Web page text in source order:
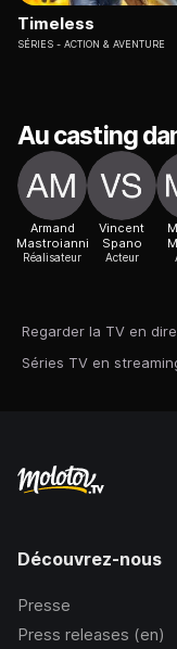
Regarder la TV en
Séries TV en
Timeless
SÉRIES ACTION & AVENTURE
Au casting
Armand
Mastroianni
Réalisateur
Vincent
Spano
Acteur
Découvrez-nous
Presse
Press releases (en)